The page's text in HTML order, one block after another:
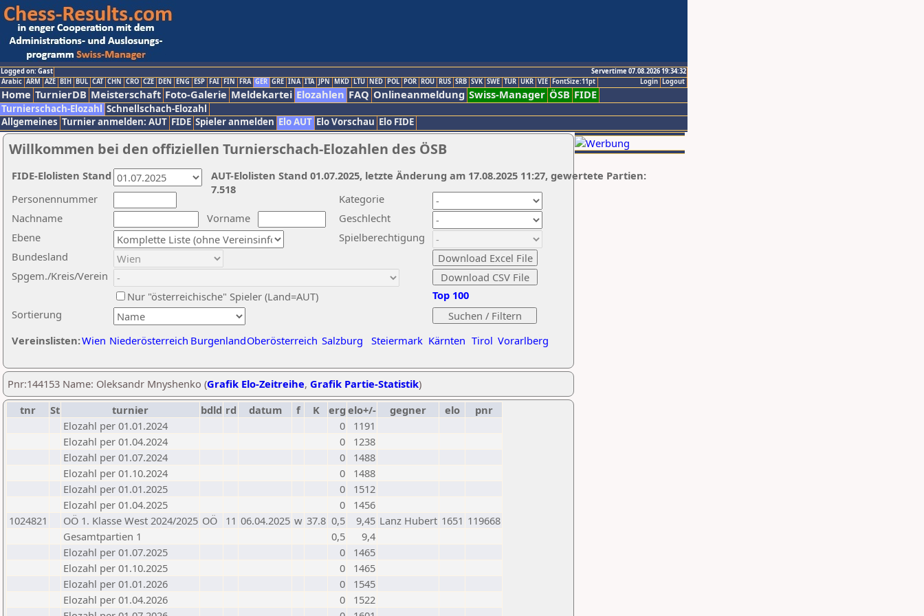
Logged on: Gast
Servertime 07.08.2026 19:34:32
Logout
Login
Arabic ARM AZE BIH BUL CAT CHN CRO CZE DEN ENG ESP FAI FIN FRA GER GRE INA ITA JPN MKD LTU NED POL POR ROU RUS SRB SVK SWE TUR UKR VIE FontSize:11pt
Home TurnierDB Meisterschaft Foto-Galerie Meldekartei Elozahlen FAQ Onlineanmeldung Swiss-Manager ÖSB FIDE
Turnierschach-Elozahl Schnellschach-Elozahl
Allgemeines Turnier anmelden: AUT FIDE Spieler anmelden Elo AUT Elo Vorschau Elo FIDE
Willkommen bei den offiziellen Turnierschach-Elozahlen des ÖSB
Nachname
Vorname
Ebene
Kategorie
Sortierung
Personennummer
Bundesland
Spgem./Kreis/Verein
Geschlecht
Nur "österreichische" Spieler (Land=AUT)
Spielberechtigung
Vereinslisten:Wien Niederösterreich BurgenlandOberösterreich Salzburg Steiermark Kärnten Tirol Vorarlberg
Top 100
AUT-Elolisten Stand 01.07.2025, letzte Änderung am 17.08.2025 11:27, gewertete Partien:
7.518
FIDE-Elolisten Stand
Pnr:144153 Name: Oleksandr Mnyshenko (Grafik Elo-Zeitreihe, Grafik Partie-Statistik)
tnr
St turnier bdld rd datum f K erg elo+/- gegner elo
pnr
Elozahl per 01.01.2024
0
1191
Elozahl per 01.04.2024
0
1238
Elozahl per 01.07.2024
0
1488
Elozahl per 01.10.2024
0
1488
Elozahl per 01.01.2025
0
1512
Elozahl per 01.04.2025
0
1456
1024821
OÖ 1. Klasse West 2024/2025 OÖ 11 06.04.2025 w 37.8 0,5 9,45 Lanz Hubert 1651 119668
Gesamtpartien 1
0,5
9,4
Elozahl per 01.07.2025
0
1465
Elozahl per 01.10.2025
0
1465
Elozahl per 01.01.2026
0
1545
Elozahl per 01.04.2026
0
1522